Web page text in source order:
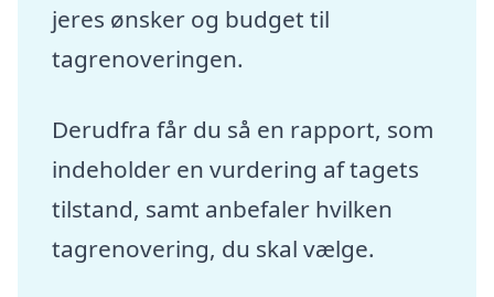
jeres ønsker og budget til
tagrenoveringen.
Derudfra får du så en rapport, som
indeholder en vurdering af tagets
tilstand, samt anbefaler hvilken
tagrenovering, du skal vælge.